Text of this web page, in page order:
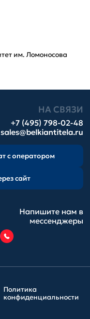
им. Ломоносова
НА СВЯЗИ
+7 (495) 798-02-48
sales@belkiantitela.ru
с оператором
сайт
Напишите нам в
мессенджеры
Политика
конфиденциальности